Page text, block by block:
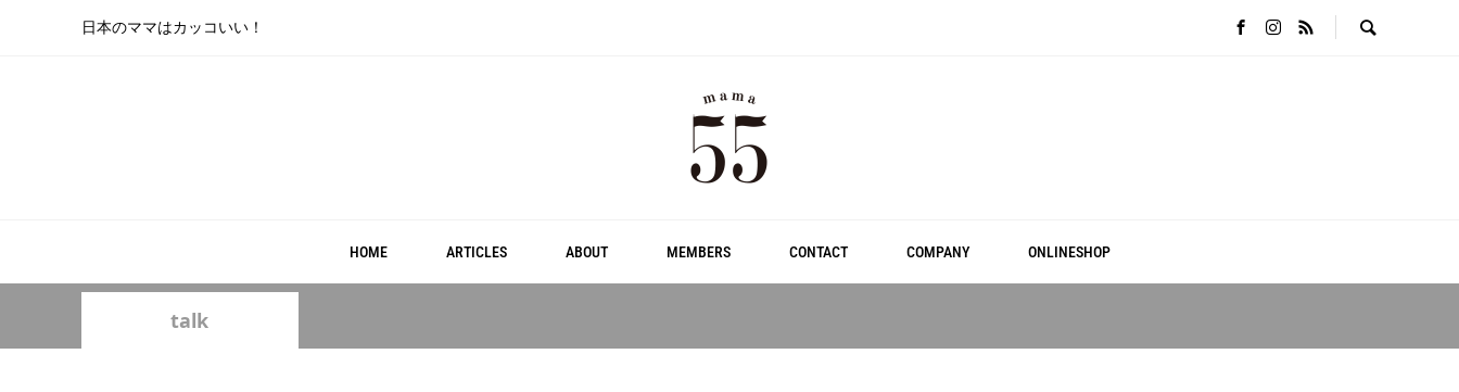
日本のママはカッコいい！
HOME ARTICLES ABOUT MEMBERS CONTACT COMPANY ONLINESHOP
talk